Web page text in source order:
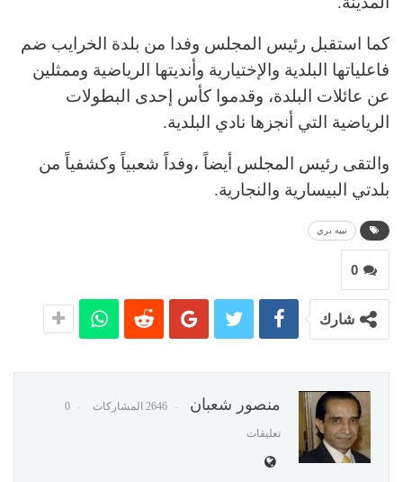
كما استقبل رئيس المجلس وفدا من بلدة الخرايب ضم
فاعلياتها البلدية والإختيارية وأنديتها الرياضية وممثلين
عن عائلات البلدة، وقدموا كأس إحدى البطولات
الرياضية التي أنجزها نادي البلدية.
والتقى رئيس المجلس أيضاً ،وفداً شعبياً وكشفياً من
بلدتي البيسارية والنجارية.
نبيه بري
0
شارك
منصور شعبان 2646 المشاركات 0
تعليقات